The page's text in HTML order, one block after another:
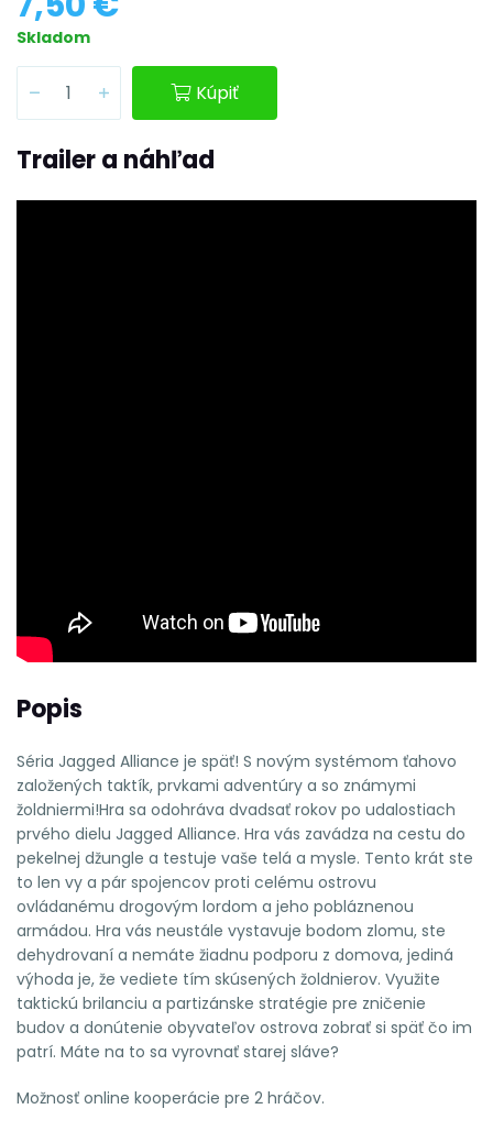
Skladom
Kúpiť
Trailer a náhľad
Popis
Séria Jagged Alliance je späť! S novým systémom ťahovo
založených taktík, prvkami adventúry a so známymi
žoldniermi!Hra sa odohráva dvadsať rokov po udalostiach
prvého dielu Jagged Alliance. Hra vás zavádza na cestu do
pekelnej džungle a testuje vaše telá a mysle. Tento krát ste
to len vy a pár spojencov proti celému ostrovu
ovládanému drogovým lordom a jeho pobláznenou
armádou. Hra vás neustále vystavuje bodom zlomu, ste
dehydrovaní a nemáte žiadnu podporu z domova, jediná
výhoda je, že vediete tím skúsených žoldnierov. Využite
taktickú brilanciu a partizánske stratégie pre zničenie
budov a donútenie obyvateľov ostrova zobrať si späť čo im
patrí. Máte na to sa vyrovnať starej sláve?
Možnosť online kooperácie pre 2 hráčov.